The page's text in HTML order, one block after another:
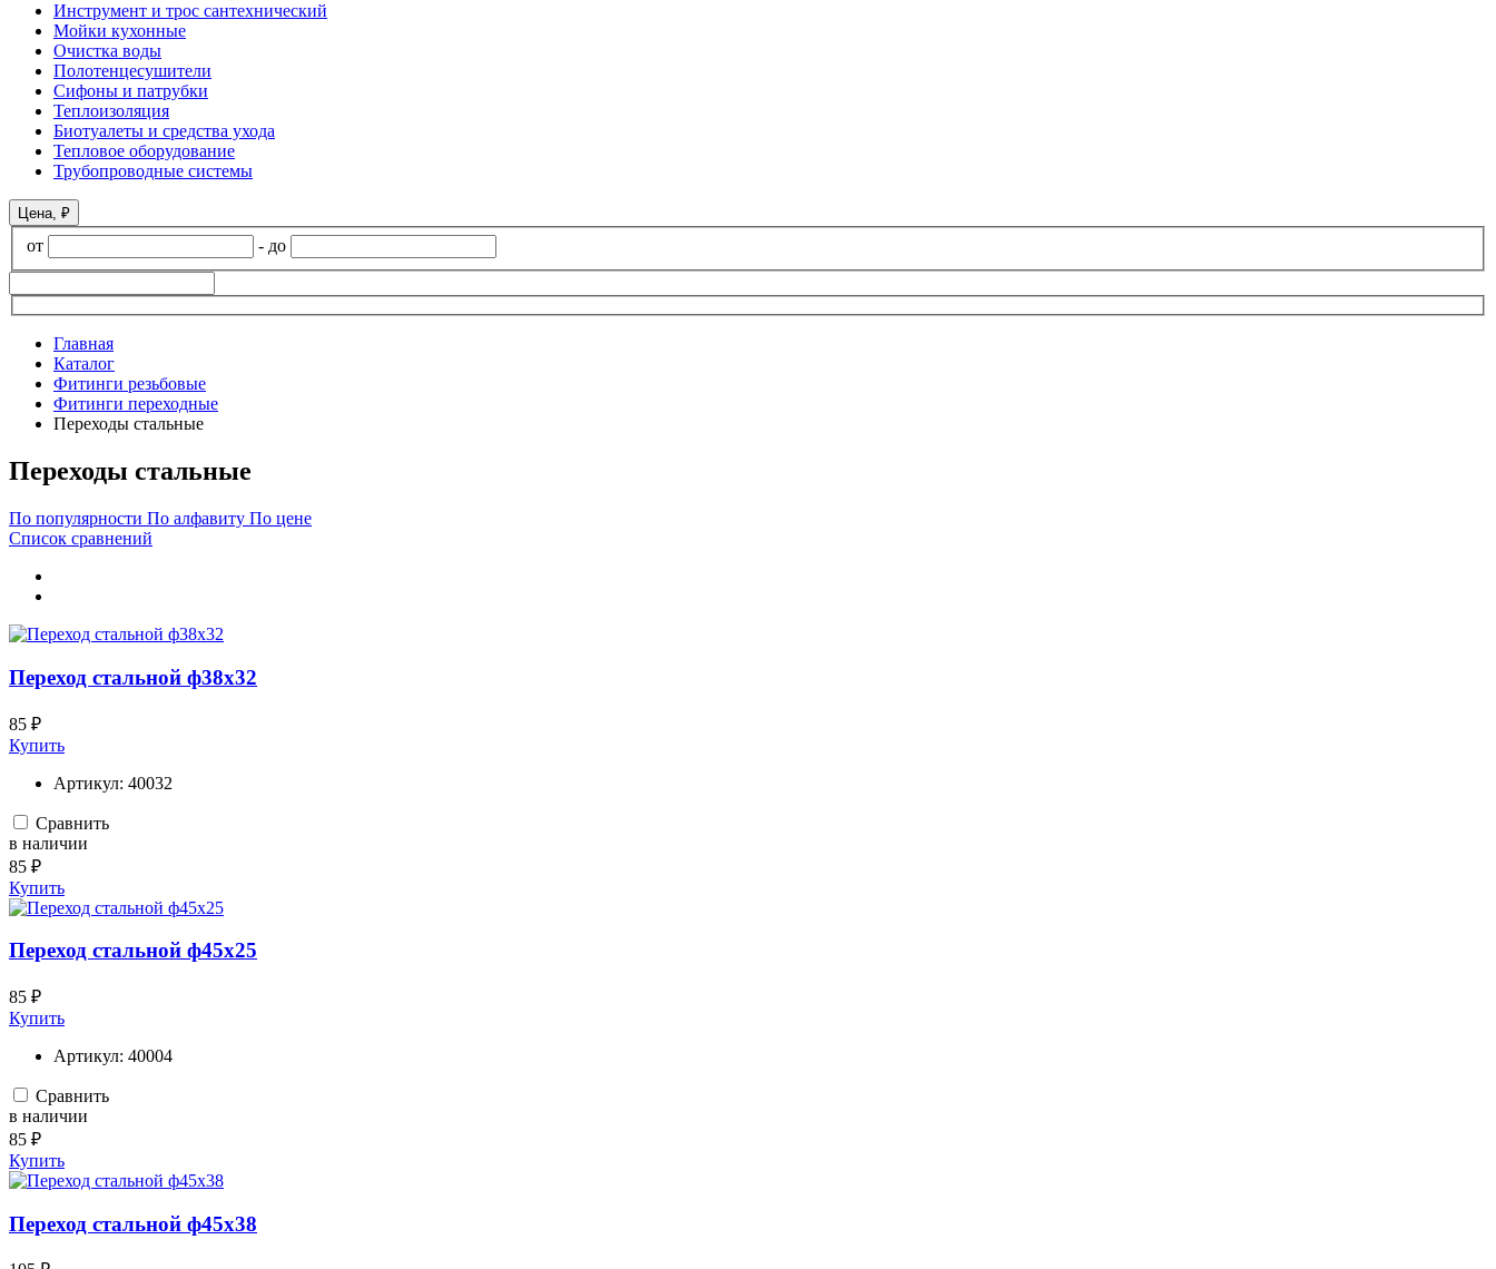
Инструмент и трос сантехнический
Мойки кухонные
Очистка воды
Полотенцесушители
Сифоны и патрубки
Теплоизоляция
Биотуалеты и средства ухода
Тепловое оборудование
Трубопроводные системы
Цена, ₽
от - до
Главная
Каталог
Фитинги резьбовые
Фитинги переходные
Переходы стальные
Переходы стальные
По популярности По алфавиту По цене
Список сравнений
Переход стальной ф38х32
85 ₽
Купить
Артикул: 40032
Сравнить
в наличии
85 ₽
Купить
Переход стальной ф45х25
85 ₽
Купить
Артикул: 40004
Сравнить
в наличии
85 ₽
Купить
Переход стальной ф45х38